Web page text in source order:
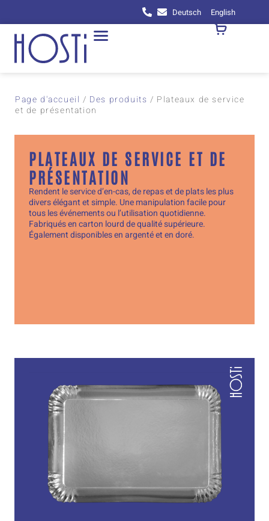
Deutsch English
Page d'accueil / Des produits / Plateaux de service
et de présentation
PLATEAUX DE SERVICE ET DE
PRÉSENTATION
Rendent le service d’en-cas, de repas et de plats les plus
divers élégant et simple. Une manipulation facile pour
tous les événements ou l’utilisation quotidienne.
Fabriqués en carton lourd de qualité supérieure.
Également disponibles en argenté et en doré.